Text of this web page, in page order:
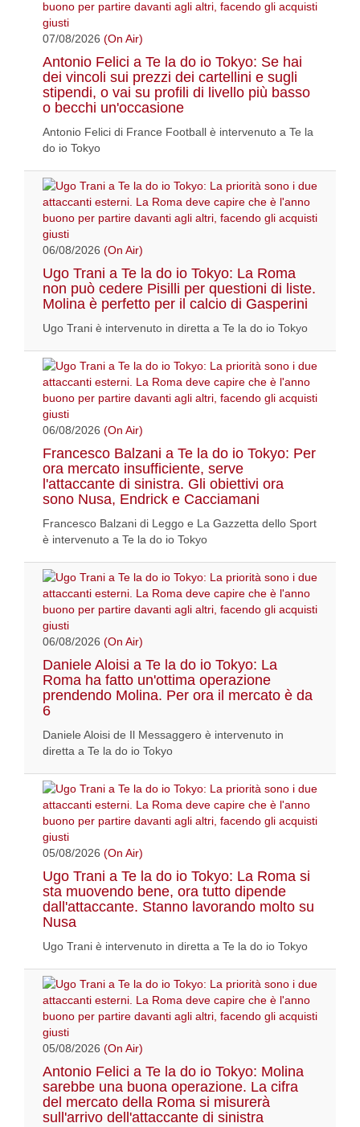
07/08/2026 (On Air)
Antonio Felici a Te la do io Tokyo: Se hai
dei vincoli sui prezzi dei cartellini e sugli
stipendi, o vai su profili di livello più basso
o becchi un'occasione
Antonio Felici di France Football è intervenuto a Te la
do io Tokyo
06/08/2026 (On Air)
Ugo Trani a Te la do io Tokyo: La Roma
non può cedere Pisilli per questioni di liste.
Molina è perfetto per il calcio di Gasperini
Ugo Trani è intervenuto in diretta a Te la do io Tokyo
06/08/2026 (On Air)
Francesco Balzani a Te la do io Tokyo: Per
ora mercato insufficiente, serve
l'attaccante di sinistra. Gli obiettivi ora
sono Nusa, Endrick e Cacciamani
Francesco Balzani di Leggo e La Gazzetta dello Sport
è intervenuto a Te la do io Tokyo
06/08/2026 (On Air)
Daniele Aloisi a Te la do io Tokyo: La
Roma ha fatto un'ottima operazione
prendendo Molina. Per ora il mercato è da
6
Daniele Aloisi de Il Messaggero è intervenuto in
diretta a Te la do io Tokyo
05/08/2026 (On Air)
Ugo Trani a Te la do io Tokyo: La Roma si
sta muovendo bene, ora tutto dipende
dall'attaccante. Stanno lavorando molto su
Nusa
Ugo Trani è intervenuto in diretta a Te la do io Tokyo
05/08/2026 (On Air)
Antonio Felici a Te la do io Tokyo: Molina
sarebbe una buona operazione. La cifra
del mercato della Roma si misurerà
sull'arrivo dell'attaccante di sinistra